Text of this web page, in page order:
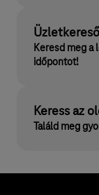
Üzletkereső
Keresd meg
időpontot!
Keress az
Találd meg